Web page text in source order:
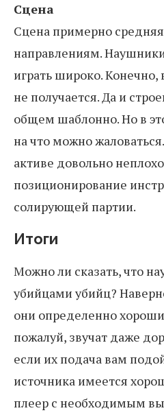
Сцена
Сцена примерно
направлениям.
играть широко. Конечно,
не получается. Да и
общем шаблонно. Но в
на что можно
активе довольно
позиционирование
солирующей партии.
Итоги
Можно ли сказать, что
убийцами убийц?
они определенно
пожалуй, звучат даже
если их подача вам
источника имеется
плеер с необходимым